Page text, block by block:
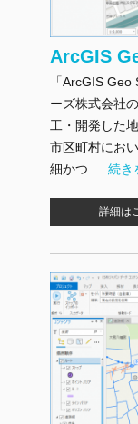
ArcGIS
「ArcGIS
ーズ株式会社
工・開発した
市区町村にお
細かつ … 続き
詳細は